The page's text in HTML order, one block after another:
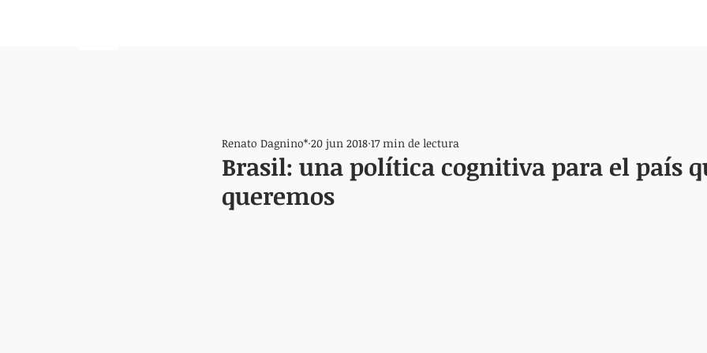
Brasil: una política cognitiva para el país
queremos
Renato Dagnino* 20 jun 2018 17 min de lectura